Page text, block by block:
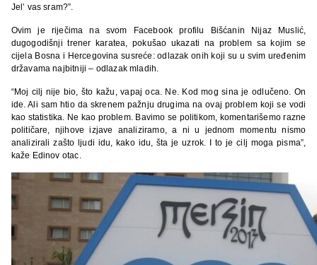
Jel’ vas sram?”.
Ovim je riječima na svom Facebook profilu Bišćanin Nijaz Muslić,
dugogodišnji trener karatea, pokušao ukazati na problem sa kojim se
cijela Bosna i Hercegovina susreće: odlazak onih koji su u svim uređenim
državama najbitniji – odlazak mladih.
“Moj cilj nije bio, što kažu, vapaj oca. Ne. Kod mog sina je odlučeno. On
ide. Ali sam htio da skrenem pažnju drugima na ovaj problem koji se vodi
kao statistika. Ne kao problem. Bavimo se politikom, komentarišemo razne
političare, njihove izjave analiziramo, a ni u jednom momentu nismo
analizirali zašto ljudi idu, kako idu, šta je uzrok. I to je cilj moga pisma”,
kaže Edinov otac.